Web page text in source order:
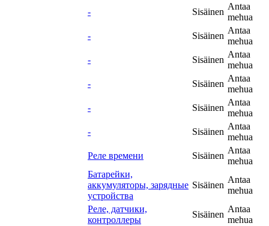
- Sisäinen
Antaa
mehua
-
Sisäinen
Antaa
mehua
-
Sisäinen
Antaa
mehua
-
Sisäinen
Antaa
mehua
-
Sisäinen
Antaa
mehua
-
Sisäinen
Antaa
mehua
Реле времени
Sisäinen
Antaa
mehua
Батарейки,
аккумуляторы, зарядные
устройства
Sisäinen
Antaa
mehua
Реле, датчики,
контроллеры
Sisäinen
Antaa
mehua